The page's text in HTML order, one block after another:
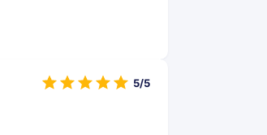
5/5